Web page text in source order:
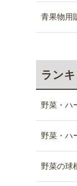
青果物用
ラン
野菜・ハ
野菜・ハ
野菜の球